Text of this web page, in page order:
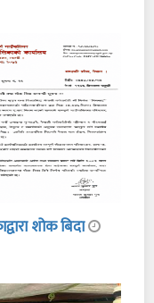
शोक बिदा